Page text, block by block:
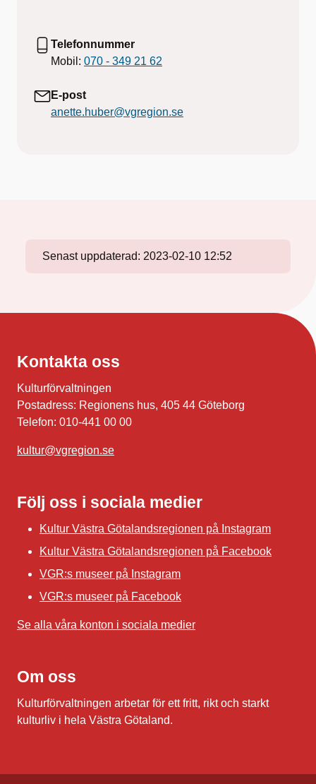
Telefonnummer
Mobil: 070 - 349 21 62
E-post
anette.huber@vgregion.se
Senast uppdaterad: 2023-02-10 12:52
Kontakta oss
Kulturförvaltningen
Postadress: Regionens hus, 405 44 Göteborg
Telefon: 010-441 00 00
kultur@vgregion.se
Följ oss i sociala medier
Kultur Västra Götalandsregionen på Instagram
Kultur Västra Götalandsregionen på Facebook
VGR:s museer på Instagram
VGR:s museer på Facebook
Se alla våra konton i sociala medier
Om oss
Kulturförvaltningen arbetar för ett fritt, rikt och starkt
kulturliv i hela Västra Götaland.